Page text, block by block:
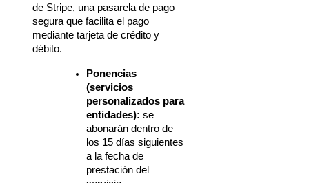
de Stripe, una pasarela de pago
segura que facilita el pago
mediante tarjeta de crédito y
débito.
Ponencias
(servicios
personalizados para
entidades): se
abonarán dentro de
los 15 días siguientes
a la fecha de
prestación del